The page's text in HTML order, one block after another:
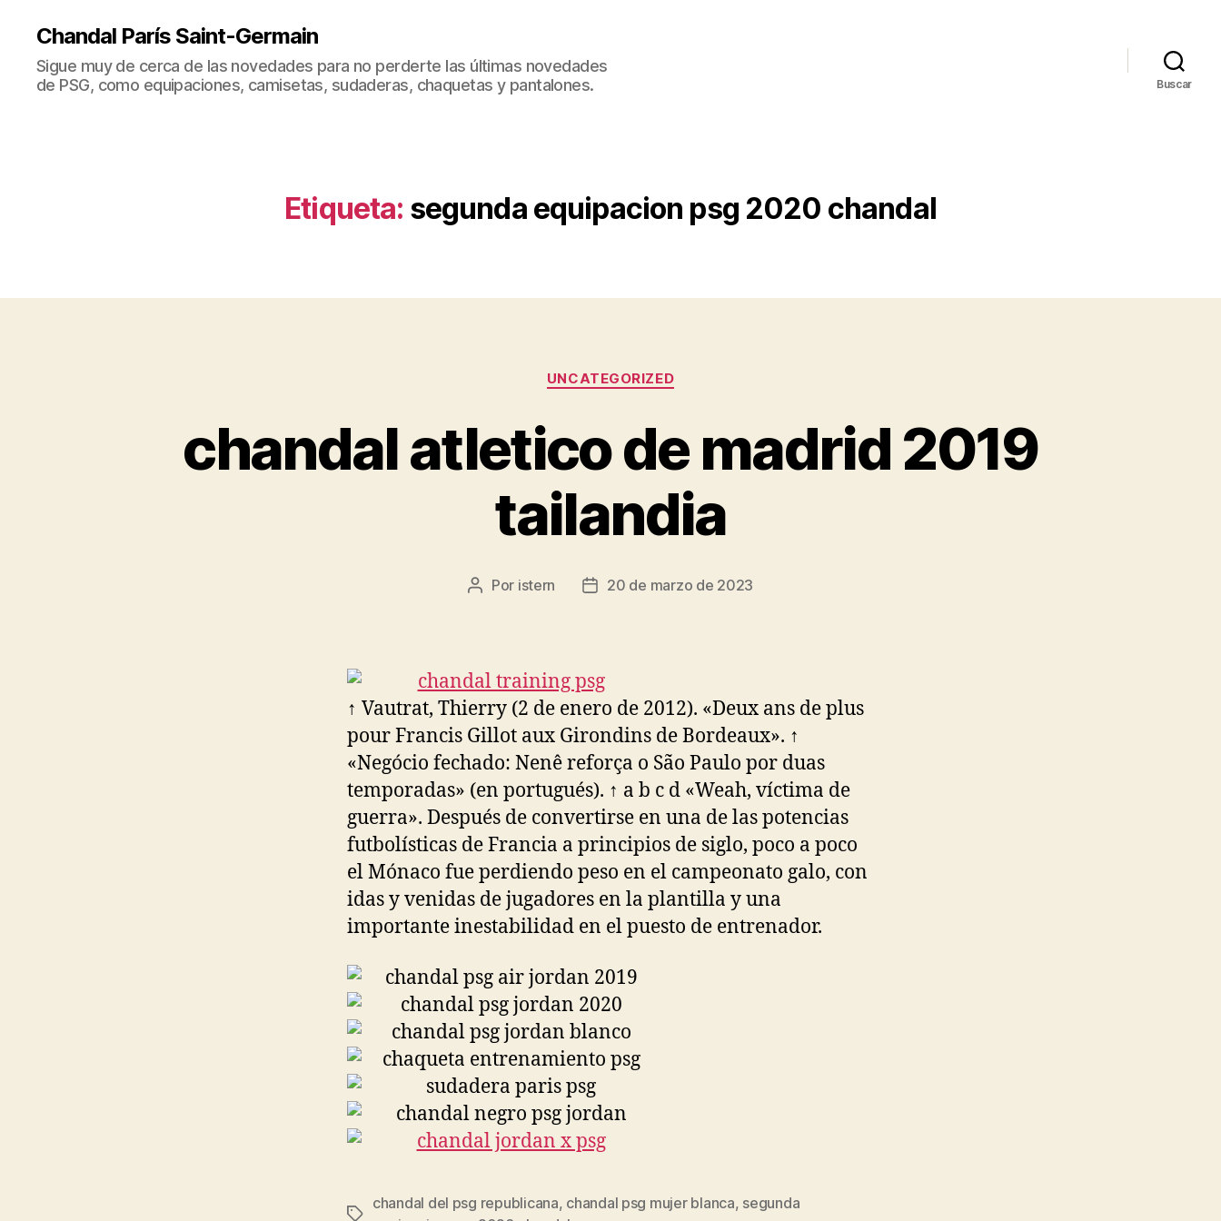
Chandal París Saint-Germain
Sigue muy de cerca de las novedades para no perderte las últimas novedades
de PSG, como equipaciones, camisetas, sudaderas, chaquetas y pantalones.
Buscar
Etiqueta: segunda equipacion psg 2020 chandal
Categorías
UNCATEGORIZED
chandal atletico de madrid 2019
tailandia
Autor
Por istern
Fecha20 de marzo de 2023
↑ Vautrat, Thierry (2 de enero de 2012). «Deux ans de plus
pour Francis Gillot aux Girondins de Bordeaux». ↑
«Negócio fechado: Nenê reforça o São Paulo por duas
temporadas» (en portugués). ↑ a b c d «Weah, víctima de
guerra». Después de convertirse en una de las potencias
futbolísticas de Francia a principios de siglo, poco a poco
el Mónaco fue perdiendo peso en el campeonato galo, con
idas y venidas de jugadores en la plantilla y una
importante inestabilidad en el puesto de entrenador.
Etiquetas
chandal del psg republicana, chandal psg mujer blanca, segunda